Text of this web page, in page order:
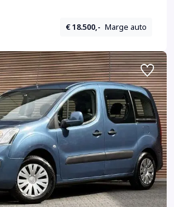
€ 18.500,- Marge auto